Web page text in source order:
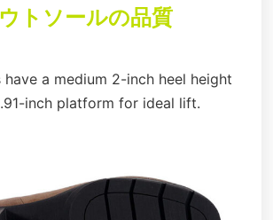
トソールの品質
a medium 2-inch heel height
inch platform for ideal lift.